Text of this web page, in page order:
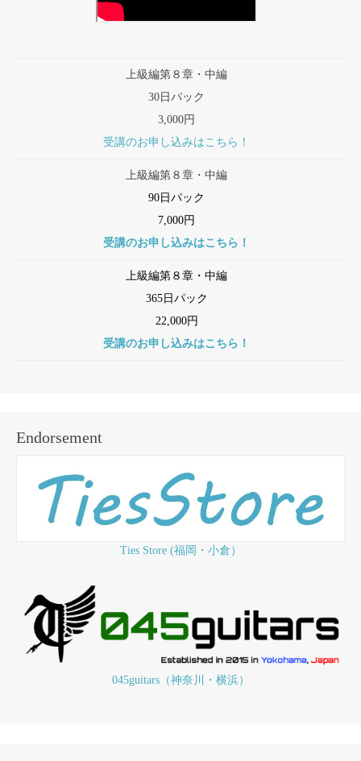
上級編第８章・中編
30日パック
3,000円
受講のお申し込みはこちら！
上級編第８章・中編
90日パック
7,000円
受講のお申し込みはこちら！
上級編第８章・中編
365日パック
22,000円
受講のお申し込みはこちら！
Endorsement
Ties Store (福岡・小倉）
045guitars（神奈川・横浜）